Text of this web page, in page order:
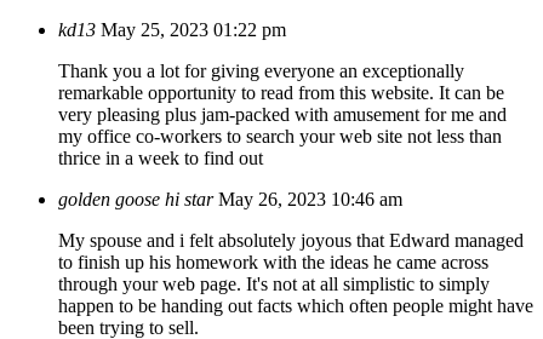
kd13 May 25, 2023 01:22 pm
Thank you a lot for giving everyone an exceptionally
remarkable opportunity to read from this website. It can be
very pleasing plus jam-packed with amusement for me and
my office co-workers to search your web site not less than
thrice in a week to find out
golden goose hi star May 26, 2023 10:46 am
My spouse and i felt absolutely joyous that Edward managed
to finish up his homework with the ideas he came across
through your web page. It's not at all simplistic to simply
happen to be handing out facts which often people might have
been trying to sell.